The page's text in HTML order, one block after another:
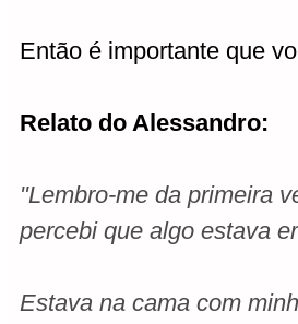
Então é importante que
Relato do Alessandro:
"Lembro-me da primeira
percebi que algo estava
Estava na cama com